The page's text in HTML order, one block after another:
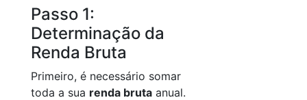
Passo 1:
Determinação da
Renda Bruta
Primeiro, é necessário somar
toda a sua renda bruta anual.